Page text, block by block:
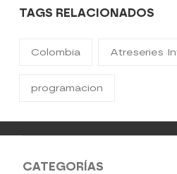
TAGS RELACIONADOS
Colombia Atreseries
programacion
CATEGORÍAS